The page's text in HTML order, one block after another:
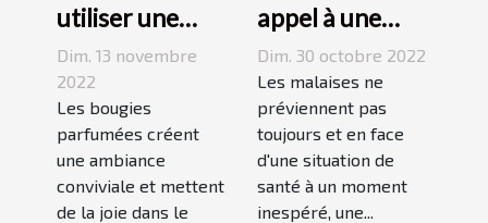
utiliser une
bougie
parfumée?
Dim. 13 novembre
2022
Les bougies
parfumées créent
une ambiance
conviviale et mettent
de la joie dans le
appel à une
maison
médicale de
garde ?
Dim. 30 octobre 2022
Les malaises ne
préviennent pas
toujours et en face
d'une situation de
santé à un moment
inespéré, une...